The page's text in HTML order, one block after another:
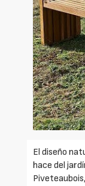
El diseño
hace del